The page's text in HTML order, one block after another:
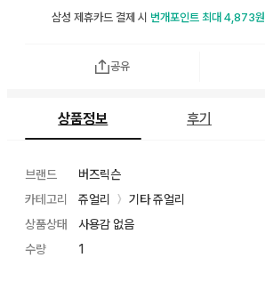
삼성 제휴카드 결제 시 번개포인트 최대 4,873원
공유
상품정보 후기
브랜드
버즈릭슨
카테고리
쥬얼리 〉
기타 쥬얼리
상품상태
사용감 없음
수량
1